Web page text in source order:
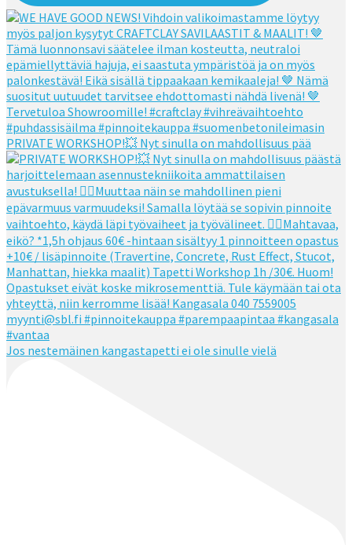
PRIVATE WORKSHOP!💥 Nyt sinulla on mahdollisuus pää
Jos nestemäinen kangastapetti ei ole sinulle vielä